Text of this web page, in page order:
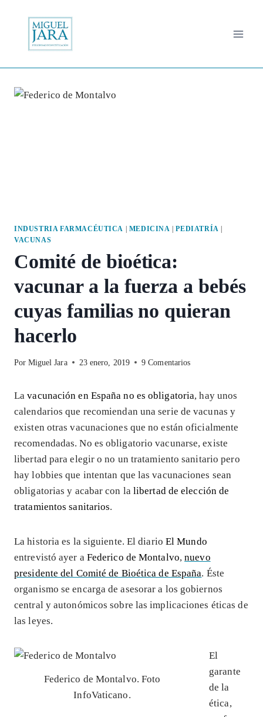
contenido
INDUSTRIA FARMACÉUTICA MEDICINA |PEDIATRÍA
VACUNAS
Comité de bioética:
vacunar a la fuerza a bebés
cuyas familias no quieran
hacerlo
Por Miguel Jara 23 enero, 2019 9 Comentarios
Lavacunación en España no es obligatoria, hay unos
calendarios que recomiendan una serie de vacunas y
existen otras vacunaciones que no están oficialmente
recomendadas. No es obligatorio vacunarse, existe
libertad para elegir o no un tratamiento sanitario pero
hay lobbies que intentan que las vacunaciones sean
obligatorias y acabar con la libertad de elección de
tratamientos sanitarios.
La historia es la siguiente. El diario El Mundo
entrevistó ayer a Federico de Montalvo,nuevo
presidente del Comité de Bioética de España. Éste
organismo se encarga de asesorar a los gobiernos
central y autonómicos sobre las implicaciones éticas de
las leyes.
Federico de Montalvo. Foto
InfoVaticano.
El
garante
de la
ética,